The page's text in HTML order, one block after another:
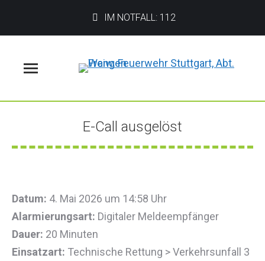
IM NOTFALL: 112
E-Call ausgelöst
Sie befinden sich hier:
Datum: 4. Mai 2026 um 14:58 Uhr
Alarmierungsart: Digitaler Meldeempfänger
Dauer: 20 Minuten
Einsatzart: Technische Rettung > Verkehrsunfall 3